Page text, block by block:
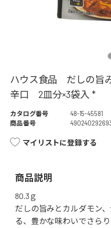
ハウス食品 だしの旨
辛口 2皿分×3袋入 *
カタログ番号
48-15-45581
商品番号
マイリストに登録する
商品説明
80.3ｇ
だしの旨みとカルダモン
る、豊かな味わいでさら